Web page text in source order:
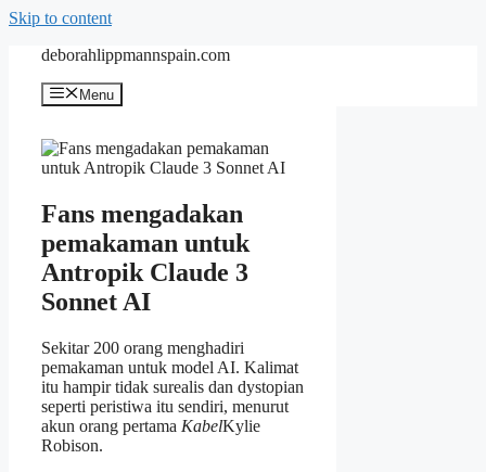
Skip to content
deborahlippmannspain.com
Menu
Fans mengadakan
pemakaman untuk
Antropik Claude 3
Sonnet AI
Sekitar 200 orang menghadiri
pemakaman untuk model AI. Kalimat
itu hampir tidak surealis dan dystopian
seperti peristiwa itu sendiri, menurut
akun orang pertama KabelKylie
Robison.